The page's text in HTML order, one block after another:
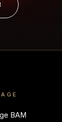
BAM